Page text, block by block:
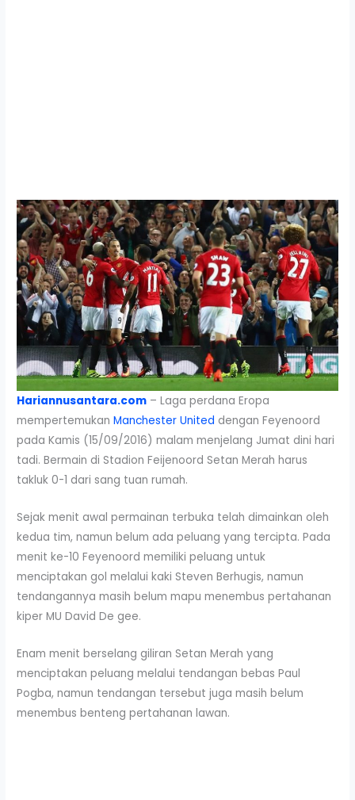
Hariannusantara.com – Laga perdana Eropa
mempertemukanManchester United dengan Feyenoord
pada Kamis (15/09/2016) malam menjelang Jumat dini hari
tadi. Bermain di Stadion Feijenoord Setan Merah harus
takluk 0-1 dari sang tuan rumah.
Sejak menit awal permainan terbuka telah dimainkan oleh
kedua tim, namun belum ada peluang yang tercipta. Pada
menit ke-10 Feyenoord memiliki peluang untuk
menciptakan gol melalui kaki Steven Berhugis, namun
tendangannya masih belum mapu menembus pertahanan
kiper MU David De gee.
Enam menit berselang giliran Setan Merah yang
menciptakan peluang melalui tendangan bebas Paul
Pogba, namun tendangan tersebut juga masih belum
menembus benteng pertahanan lawan.